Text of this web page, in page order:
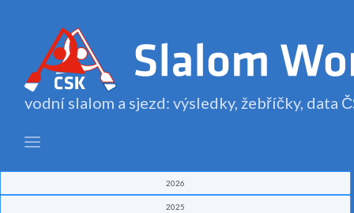
vodní slalom a sjezd: výsledky, žebříčky, data
2026
2025